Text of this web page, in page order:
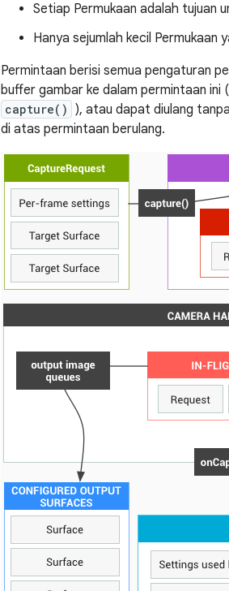
Setiap Permukaan adalah tujuan
Hanya sejumlah kecil
Permintaan berisi semua pengaturan
buffer gambar ke dalam permintaan ini
capture() ), atau dapat diulang
di atas permintaan berulang.